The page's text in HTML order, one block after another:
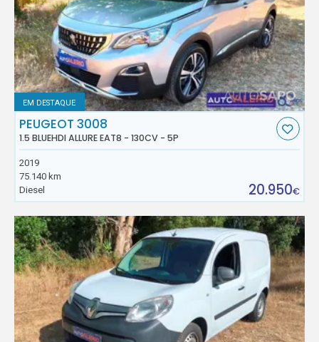
EM DESTAQUE
PEUGEOT 3008
1.5 BLUEHDI ALLURE EAT8 - 130CV - 5P
2019
75.140 km
Diesel
20.950€